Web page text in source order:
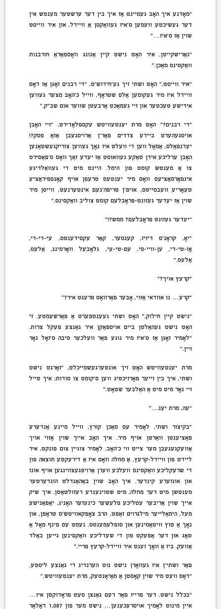
“מאָדנע איך האָב געמיינט אַז איך בין דער ערשטער מענטש אין
דער געשיכטע וועמען ס’איז געוואַקסן אַ וויידל, און איר ווייסט
שוין אַז ס’איז…”
“נאַרישקייטן, איר האָט נישט קיין אַנונג וואָספאַראַ חורבנות
וואַקסינס מאַכן.”
“איר ווייסט,” האָט ושתי זיך גע’חידוש’ט, “די רבנים זאָגן אַז דאָס
וויידל איז מיר געקומען אַלס שטראָף, ווייל כ’האָב מצער געווען
אידישע טעכטער און זיי געמאַכט אַרבעטן שווער אום שב”ק.”
“די רבנים?” האָט מרת יענטעוויטש עקספּלאָדירט, “זיי האָבן
אויסגעהערט ביידע צדדים פאַר’ן אַרויסגעבן אַזאַ פּסק?!
יעדנפאַלס, אַמאָל ווען די וועלט איז נאָך געווען צוריקגעשטאַנען
האָבן ערליכע אידן טאַקע געוואוסט אַז יעדע זאַך וואָס ס’פּאַסירט
צו אַ מענטש קומט פון הימל. היינט מיט די געוואַלדיגע
אינפאָרמאַציעס וואָס מיר יענטעס טרעפן אויף קאָנספּיראַציע
טעאָריע וועבסייטס, אויפ’ן טריפה’נעם אינטערנעט, ווייסן מיר
שוין אַז יעדער געזונט-פּראָבלעם קומט צוליב וואַקסינס.”
“יעדער געזונט פּראָבלעם? ממש?!”
“יאָ, קראָנ’ס דיזיז, קענסער, קאַר עקסידענטס, עי-די-די,
אָו-טי-די, ען-וויי-סי, עם-טי-עי, גלאָבעל וואָרמינג, אַלעס,
אַלעס.”
“קרעץ אויך?”
“קרע… נו אוודאי אַזוי, אָבער פאַרוואָס פרעגט איר?”
“נישט קיין חילוק,” האָט ושתי געענטפערט אַ פאַרשעמטע. זי
האָט נישט געהאַלטן ביים אויספּאַקן איר גאַנצע פּעקל צרות.
“לאָמיר זאָגן אַז ס’איז מיר נוגע פאַר וועלכער סיבה ס’זאָל נאָר
זיין.”
מרת יענטעוויטש האָט זיך אונטערגעשמייכלט, “זאָרגט נישט
ושתי, איך בין זייער פאָרזיכטיג ווען ס’קומט צו סודות; איך טייל
זיי נאָר מיט מיט אַ האַלבער שטאָט.”
“עה, מרת יענ…”
“בקיצור ושתי, לאָמיר עס מאַכן קורץ, ווייל מיינע אַנדערע
פּאַציענטן וואַרטן אויף מיר. איך האָב אייך שוין אַזוי אויך
אַוועקגעגעבן מער צייט ווי כ’האָב. לאָמיר צוגיין צום פּונקט, איר
ליידט פון וויידל-קרעץ, אַ מחלה וואָס איז אַ דירעקטע תוצאה פון
די שרעקליכע וואַקסינס וועלכע ווערן אַרויפגעצווינגען אויף אונז
און אונזערע קינדער. איך האָב שוין באַהאַנדלט הונדערטער
מענטשן מיט דער מחלה, מיט שטוינענדע רעזולטאַטן. איך שיק
אייך שוין אַריבער עטליכע פלעשער כינעזער האָניג, יאַפּאַנישע
מעל, הימאַלייער מילגרוים זאַפט, הרב צאָפּקאוויטש’ס טראָפּן, און
נאָך אַ טוץ וויטאַמינען און סופּלעמענטס. נעמט עס פינף מאָל אַ
טאָג און דער אַפעקט פון די שעדליכע וואַקסינען גייען באַלד
אַוועק. ביז אַ וואָך זענט איר וויידל-קרעץ פריי.”
פאַר ושתי’ן איז געוואָרן נישט גוט הערנדיג די גאַנצע ליסטע.
“דאָס וועט מיר שוין קאָסטן אַ מאַיאָנטעק, מרת יענטעוויטש.”
“בכלל נישט. דער פּרייז פאַר דעם גאַנצן סעט פּראָדוקטן איז…
איין מינוט לאָמיך אויסרעכענען… נישט מער פון 1,087 דאָלאַר